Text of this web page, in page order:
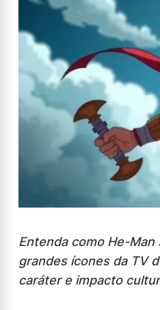
Entenda como He-
grandes ícones da TV
caráter e impacto